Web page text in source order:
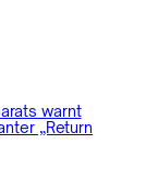
warnt
„Return